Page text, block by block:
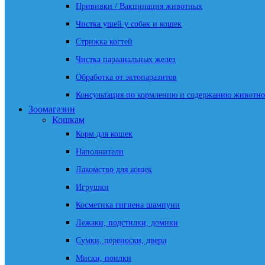
Прививки / Вакцинация животных
Чистка ушей у собак и кошек
Стрижка когтей
Чистка параанальных желез
Обработка от эктопаразитов
Консультация по кормлению и содержанию
Зоомагазин
Кошкам
Корм для кошек
Наполнители
Лакомство для кошек
Игрушки
Косметика гигиена шампуни
Лежаки, подстилки, домики
Сумки, переноски, двери
Миски, поилки